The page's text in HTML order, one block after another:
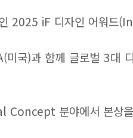
인 2025 iF 디자인 어워
국)과 함께 글로벌 3대
분야에서 본상